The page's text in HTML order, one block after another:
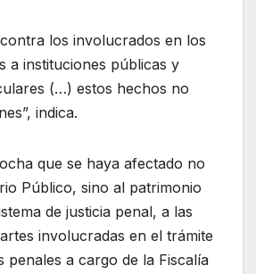
los involucrados en los
a instituciones públicas y
(…) estos hechos no
indica.
que se haya afectado no
Público, sino al patrimonio
de justicia penal, a las
involucradas en el trámite
penales a cargo de la Fiscalía